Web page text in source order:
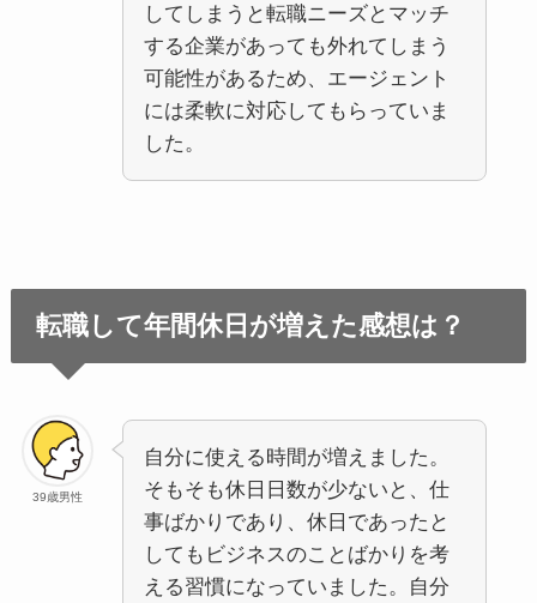
してしまうと転職ニーズとマッチ
する企業があっても外れてしまう
可能性があるため、エージェント
には柔軟に対応してもらっていま
した。
転職して年間休日が増えた感想は？
39歳男性
自分に使える時間が増えました。
そもそも休日日数が少ないと、仕
事ばかりであり、休日であったと
してもビジネスのことばかりを考
える習慣になっていました。自分